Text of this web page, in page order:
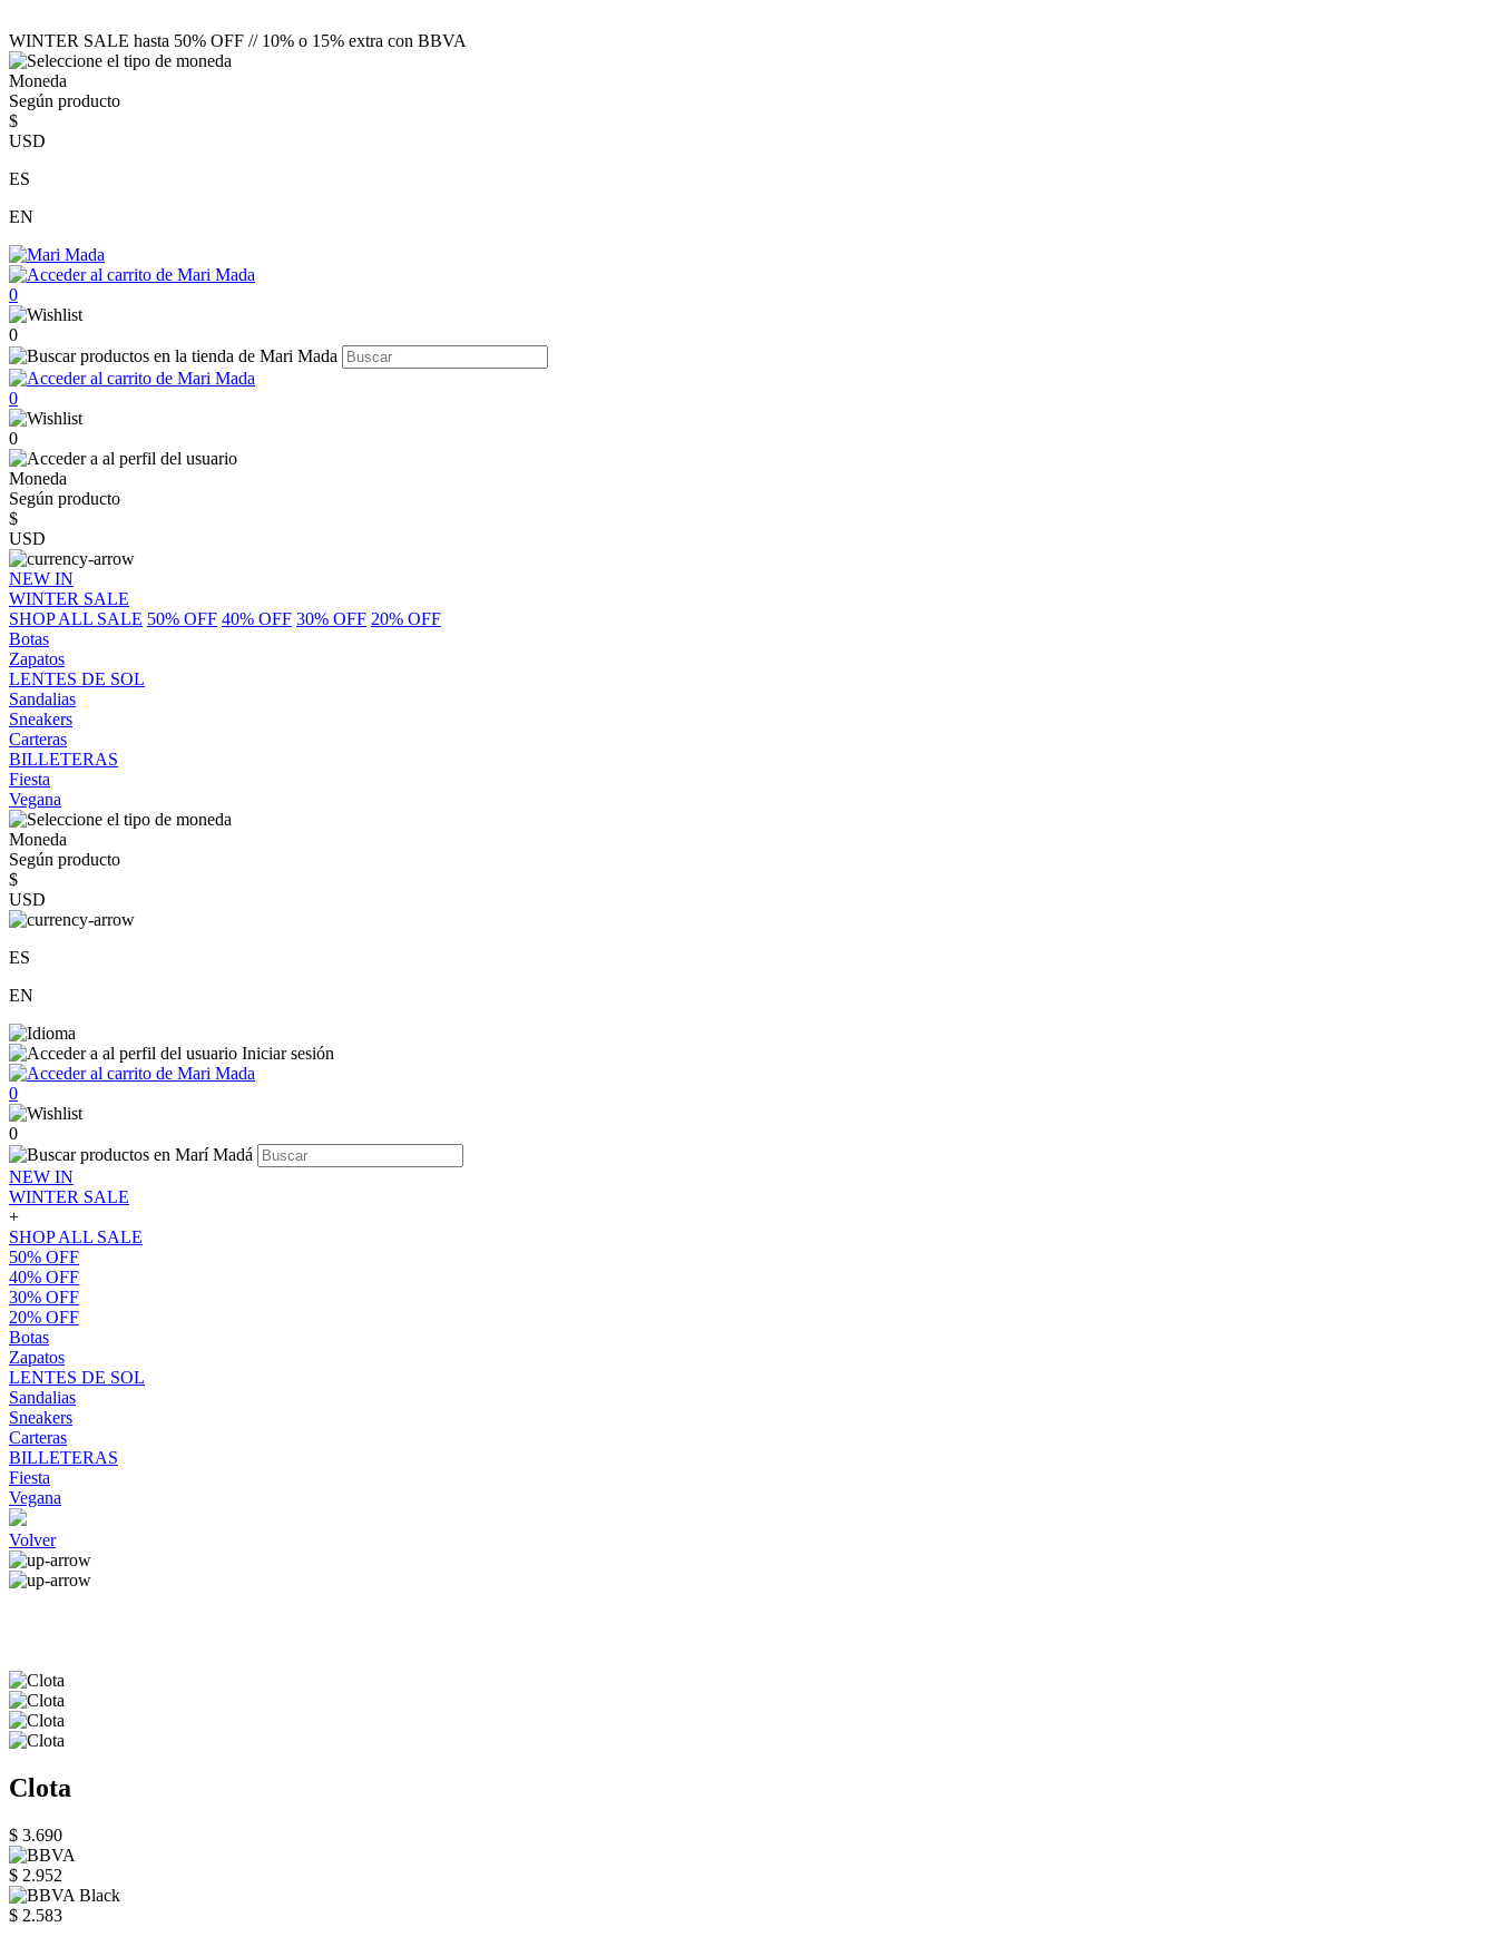
WINTER SALE hasta 50% OFF // 10% o 15% extra con BBVA
Moneda
Según producto
$
USD
ES
EN
0
0
0
0
Moneda
Según producto
$
USD
NEW IN
WINTER SALE
SHOP ALL SALE 50% OFF 40% OFF 30% OFF 20% OFF
Botas
Zapatos
LENTES DE SOL
Sandalias
Sneakers
Carteras
BILLETERAS
Fiesta
Vegana
Moneda
Según producto
$
USD
ES
EN
Iniciar sesión
0
0
NEW IN
WINTER SALE
+
SHOP ALL SALE
50% OFF
40% OFF
30% OFF
20% OFF
Botas
Zapatos
LENTES DE SOL
Sandalias
Sneakers
Carteras
BILLETERAS
Fiesta
Vegana
Volver
Clota
$ 3.690
$ 2.952
$ 2.583